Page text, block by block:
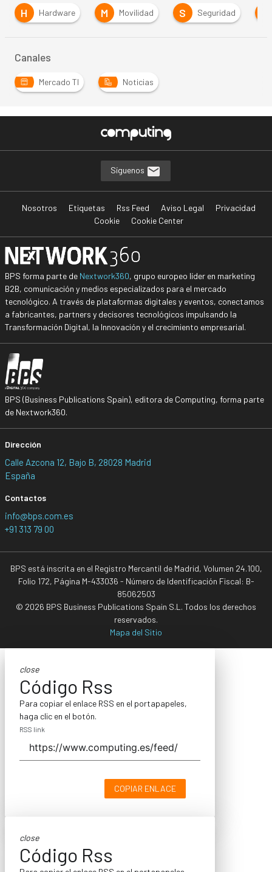
H
Hardware M Movilidad S Seguridad
Canales
Mercado TI
Noticias
Síguenos
Nosotros Etiquetas Rss Feed Aviso Legal
Privacidad
Cookie
Cookie Center
BPS forma parte de Nextwork360, grupo europeo líder en marketing
B2B, comunicación y medios especializados para el mercado
tecnológico. A través de plataformas digitales y eventos, conectamos
a fabricantes, partners y decisores tecnológicos impulsando la
Transformación Digital, la Innovación y el crecimiento empresarial.
BPS (Business Publications Spain), editora de Computing, forma parte
de Nextwork360.
Dirección
Calle Azcona 12, Bajo B, 28028 Madrid
España
Contactos
info@bps.com.es
+91 313 79 00
BPS está inscrita en el Registro Mercantil de Madrid, Volumen 24.100,
Folio 172, Página M-433036 - Número de Identificación Fiscal: B-
85062503
© 2026 BPS Business Publications Spain S.L. Todos los derechos
reservados.
Mapa del Sitio
close
Código Rss
Para copiar el enlace RSS en el portapapeles,
haga clic en el botón.
RSS link
COPIAR ENLACE
close
Código Rss